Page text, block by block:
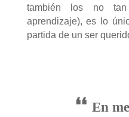
también los no
aprendizaje), es lo
partida de un ser
❛❛ En